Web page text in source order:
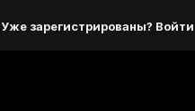
Уже зарегистрированы? Войти